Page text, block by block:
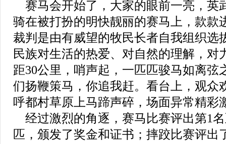
赛马会开始了，大家的眼前一亮，英
骑在被打扮的明快靓丽的赛马上，款款
裁判是由有威望的牧民长者自我组织选
民族对生活的热爱、对自然的理解，对
距30公里，哨声起，一匹匹骏马如离弦
们扬鞭策马，你追我赶。看台上，观众
呼都村草原上马蹄声碎，场面异常精彩
经过激烈的角逐，赛马比赛评出第1
匹，颁发了奖金和证书；摔跤比赛评出